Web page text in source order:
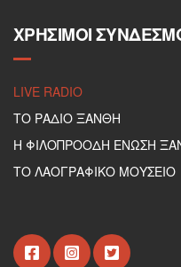
ΧΡΉΣΙΜΟΙ
LIVE RADIO
ΤΟ ΡΑΔΙΟ ΞΑΝΘΗ
Η ΦΙΛΟΠΡΟΟΔΗ ΕΝΩΣΗ
ΤΟ ΛΑΟΓΡΑΦΙΚΟ ΜΟΥΣΕΙΟ